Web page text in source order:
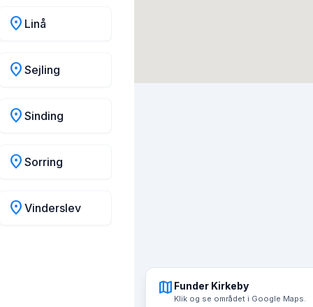
location_on Linå
location_on Sejling
location_on Sinding
location_on Sorring
location_on Vinderslev
map Funder Kirkeby
Klik og se området i Google Maps.